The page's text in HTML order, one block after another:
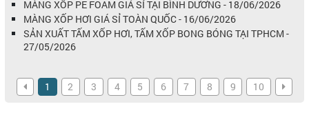
MÀNG XỐP PE FOAM GIÁ SỈ TẠI BÌNH DƯƠNG - 18/06/2026
MÀNG XỐP HƠI GIÁ SỈ TOÀN QUỐC - 16/06/2026
SẢN XUẤT TẤM XỐP HƠI, TẤM XỐP BONG BÓNG TẠI TPHCM -
27/05/2026
1 2 3 4 5 6 7 8 9 10